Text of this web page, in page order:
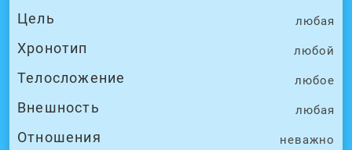
Цель любая
Хронотип любой
Телосложение любое
Внешность любая
Отношения неважно